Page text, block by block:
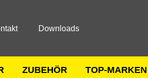
Downloads
ZUBEHÖR TOP-MARKEN